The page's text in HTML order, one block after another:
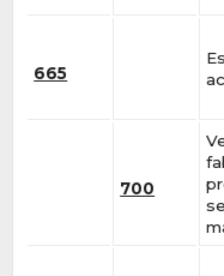
665
700